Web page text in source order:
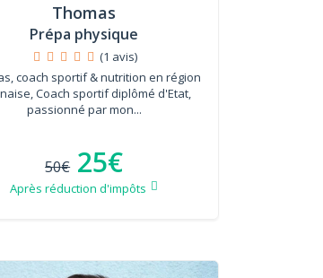
Thomas
Prépa physique
(1 avis)
coach sportif & nutrition en région
Coach sportif diplômé d'Etat,
passionné par mon...
50€ 25€
Après réduction d'impôts